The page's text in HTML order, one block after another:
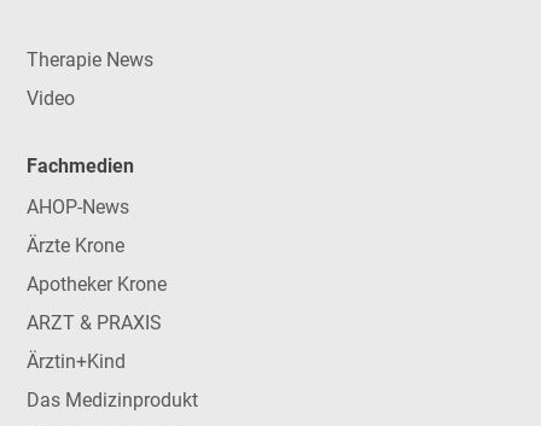
Therapie News
Video
Fachmedien
AHOP-News
Ärzte Krone
Apotheker Krone
ARZT & PRAXIS
Ärztin+Kind
Das Medizinprodukt